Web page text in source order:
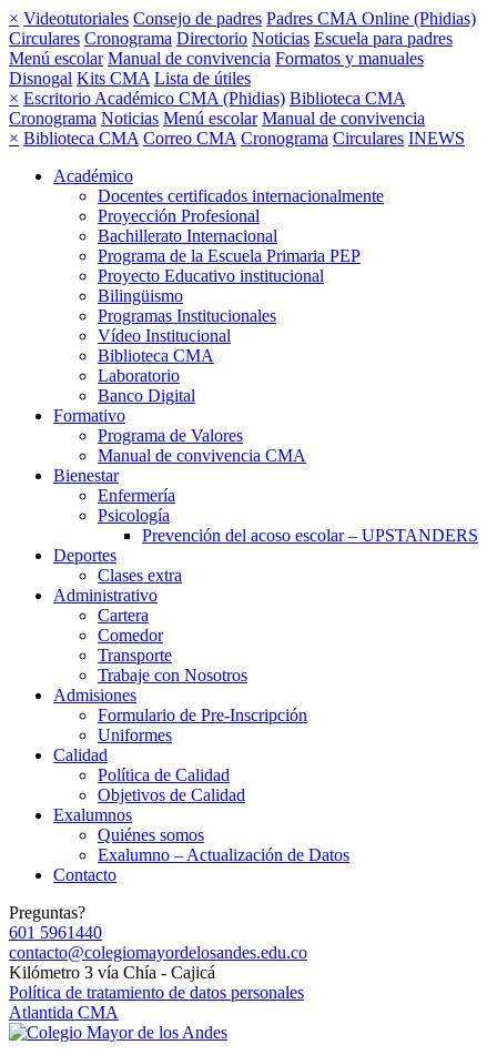
× Videotutoriales Consejo de padres Padres CMA Online (Phidias)
Circulares Cronograma Directorio Noticias Escuela para padres
Menú escolar Manual de convivencia Formatos y manuales
Disnogal Kits CMA Lista de útiles
× Escritorio Académico CMA (Phidias) Biblioteca CMA
Cronograma Noticias Menú escolar Manual de convivencia
× Biblioteca CMA Correo CMA Cronograma Circulares INEWS
Académico
Docentes certificados internacionalmente
Proyección Profesional
Bachillerato Internacional
Programa de la Escuela Primaria PEP
Proyecto Educativo institucional
Bilingüismo
Programas Institucionales
Vídeo Institucional
Biblioteca CMA
Laboratorio
Banco Digital
Formativo
Programa de Valores
Manual de convivencia CMA
Bienestar
Enfermería
Psicología
Prevención del acoso escolar – UPSTANDERS
Deportes
Clases extra
Administrativo
Cartera
Comedor
Transporte
Trabaje con Nosotros
Admisiones
Formulario de Pre-Inscripción
Uniformes
Calidad
Política de Calidad
Objetivos de Calidad
Exalumnos
Quiénes somos
Exalumno – Actualización de Datos
Contacto
Preguntas?
601 5961440
contacto@colegiomayordelosandes.edu.co
Kilómetro 3 vía Chía - Cajicá
Política de tratamiento de datos personales
Atlantida CMA